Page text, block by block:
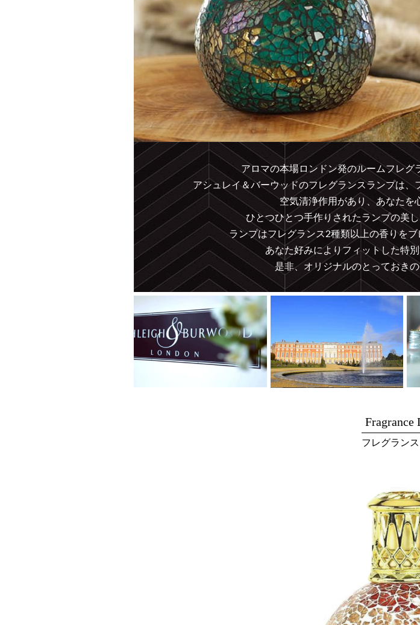
アロマの本場ロンドン発のルームフレグ
アシュレイ＆バーウッドのフレグランスランプは
空気清浄作用があり、あなたを
ひとつひとつ手作りされたランプの美
ランプはフレグランス2種類以上の香りをブ
あなた好みによりフィットした特
是非、オリジナルのとっておき
Fragrance
フレグラン